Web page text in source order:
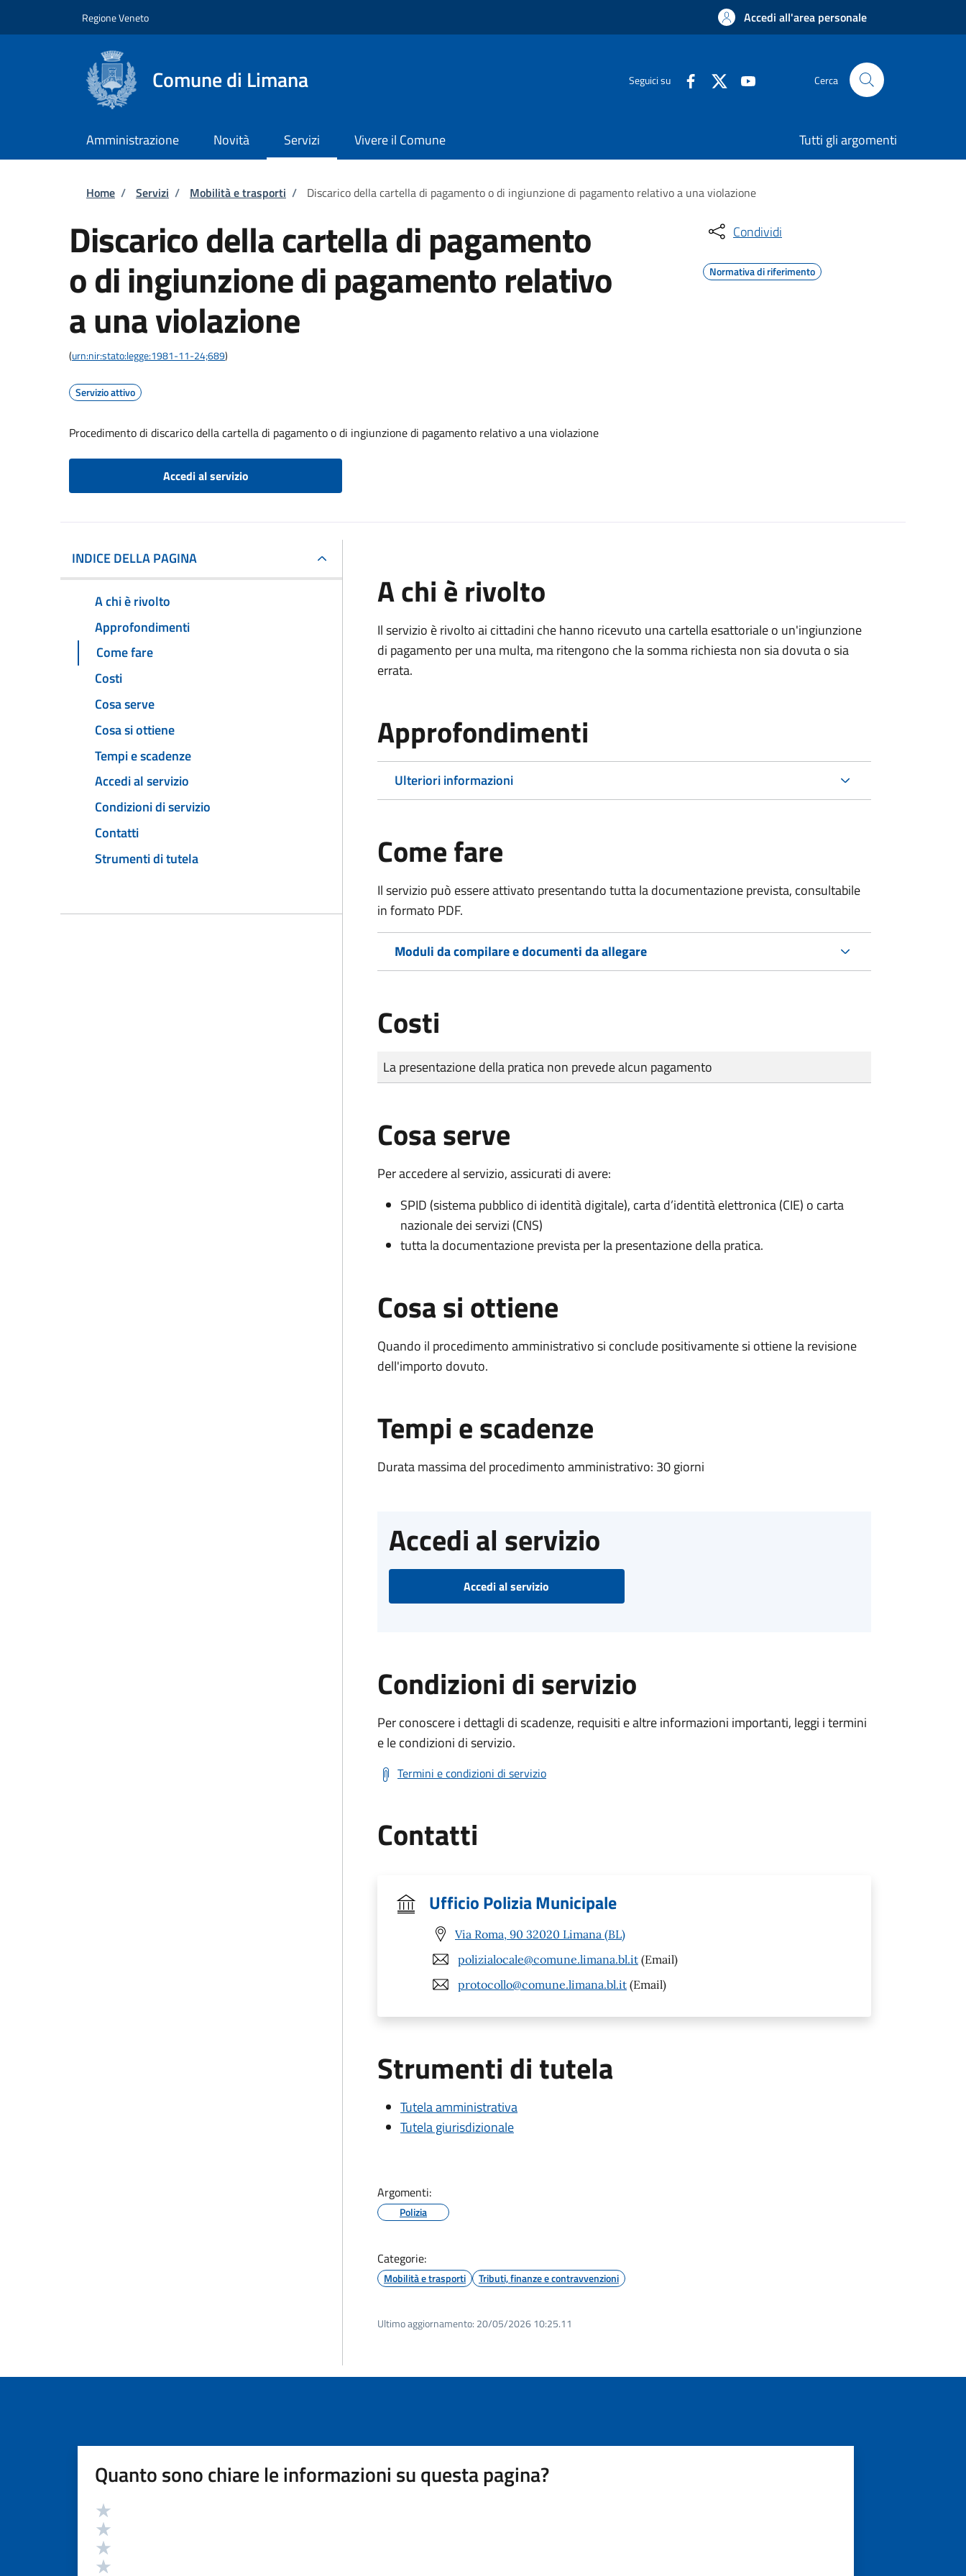
Regione Veneto Accedi all'area personale
Comune di Limana Seguici su Cerca
Amministrazione Novità Servizi Vivere il Comune Tutti gli argomenti
Briciole di pane
Home / Servizi / Mobilità e trasporti / Discarico della cartella di pagamento o di ingiunzione di pagamento relativo a una violazione
Discarico della cartella di pagamento
o di ingiunzione di pagamento relativo
a una violazione
(urn:nir:stato:legge:1981-11-24;689)
Servizio attivo
Procedimento di discarico della cartella di pagamento o di ingiunzione di pagamento relativo a una violazione
Accedi al servizio
Condividi
Normativa di riferimento
INDICE DELLA PAGINA
A chi è rivolto
Approfondimenti
Come fare
Costi
Cosa serve
Cosa si ottiene
Tempi e scadenze
Accedi al servizio
Condizioni di servizio
Contatti
Strumenti di tutela
A chi è rivolto
Il servizio è rivolto ai cittadini che hanno ricevuto una cartella esattoriale o un'ingiunzione
di pagamento per una multa, ma ritengono che la somma richiesta non sia dovuta o sia
errata.
Approfondimenti
Ulteriori informazioni
Come fare
Il servizio può essere attivato presentando tutta la documentazione prevista, consultabile
in formato PDF.
Moduli da compilare e documenti da allegare
Costi
Tipo di pagamento
Importo
La presentazione della pratica non prevede alcun pagamento
Cosa serve
Per accedere al servizio, assicurati di avere:
SPID (sistema pubblico di identità digitale), carta d’identità elettronica (CIE) o carta
nazionale dei servizi (CNS)
tutta la documentazione prevista per la presentazione della pratica.
Cosa si ottiene
Quando il procedimento amministrativo si conclude positivamente si ottiene la revisione
dell'importo dovuto.
Tempi e scadenze
Durata massima del procedimento amministrativo: 30 giorni
Accedi al servizio
Accedi al servizio
Condizioni di servizio
Per conoscere i dettagli di scadenze, requisiti e altre informazioni importanti, leggi i termini
e le condizioni di servizio.
Termini e condizioni di servizio
Contatti
Ufficio Polizia Municipale
Via Roma, 90 32020 Limana (BL)
polizialocale@comune.limana.bl.it (Email)
protocollo@comune.limana.bl.it (Email)
Strumenti di tutela
Tutela amministrativa
Tutela giurisdizionale
Argomenti:
Polizia
Categorie:
Mobilità e trasporti Tributi, finanze e contravvenzioni
Ultimo aggiornamento: 20/05/2026 10:25.11
Quanto sono chiare le informazioni su questa pagina?
Valutazione